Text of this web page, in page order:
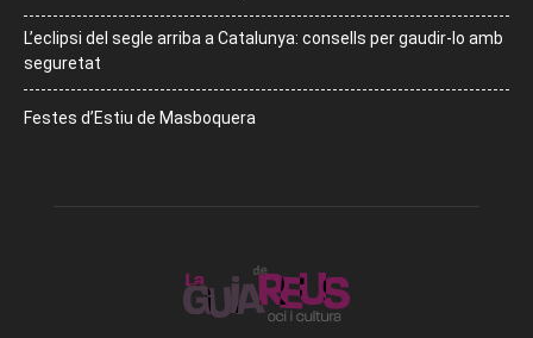
L’eclipsi del segle arriba a Catalunya: consells per gaudir-lo amb
seguretat
Festes d’Estiu de Masboquera